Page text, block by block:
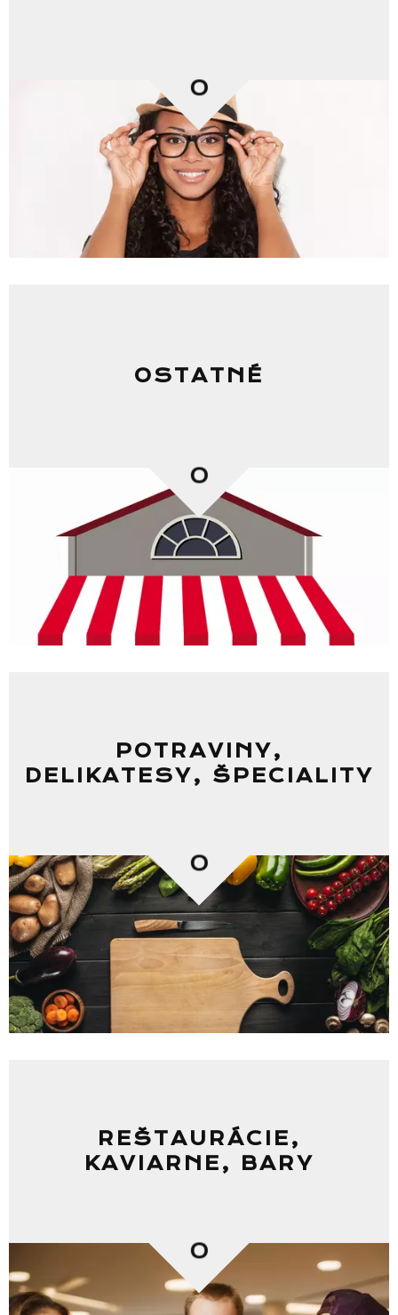
Zoznam predajní
Zoznam NC
Informácie
0
OSTATNÉ
0
POTRAVINY,
DELIKATESY, ŠPECIALITY
0
REŠTAURÁCIE,
KAVIARNE, BARY
0